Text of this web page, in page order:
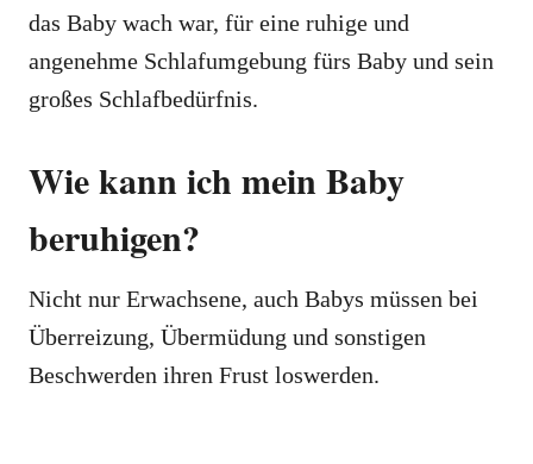
das Baby wach war, für eine ruhige und
angenehme Schlafumgebung fürs Baby und sein
großes Schlafbedürfnis.
Wie kann ich mein Baby
beruhigen?
Nicht nur Erwachsene, auch Babys müssen bei
Überreizung, Übermüdung und sonstigen
Beschwerden ihren Frust loswerden.